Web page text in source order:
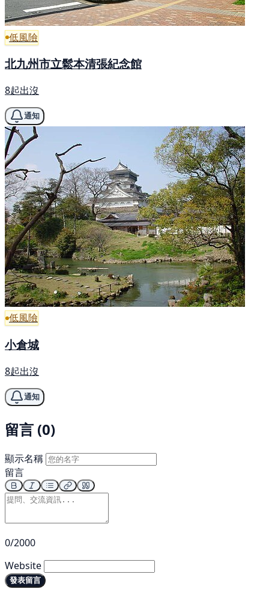
低風險
北九州市立鬆本清張紀念館
8起出沒
通知
低風險
小倉城
8起出沒
通知
留言 (0)
顯示名稱
留言
0/2000
Website
發表留言